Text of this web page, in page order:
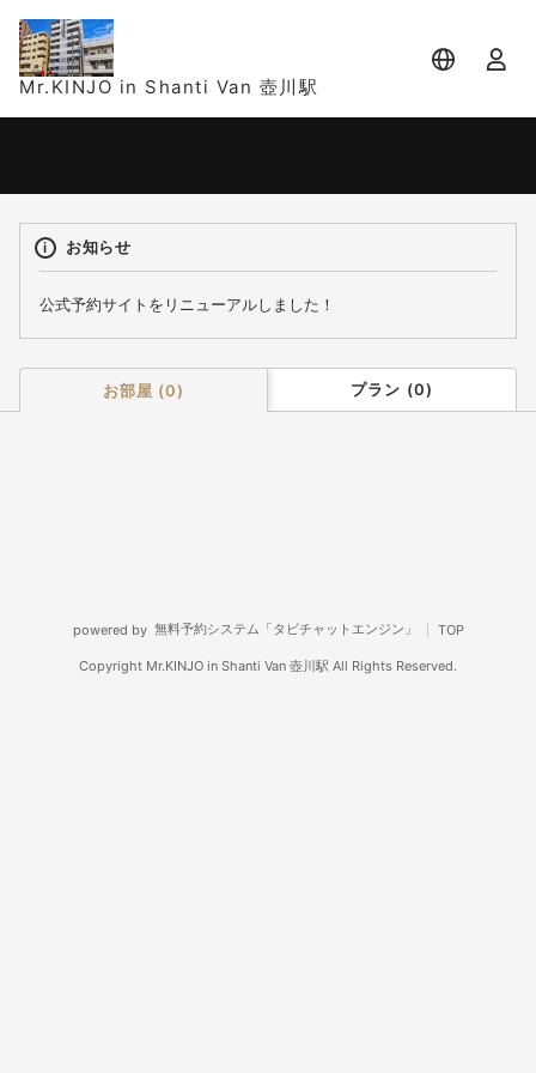
Mr.KINJO in Shanti Van 壺川駅
お知らせ
公式予約サイトをリニューアルしました！
お部屋 (0) プラン (0)
powered by 無料予約システム「タビチャットエンジン」 TOP
Copyright Mr.KINJO in Shanti Van 壺川駅 All Rights Reserved.